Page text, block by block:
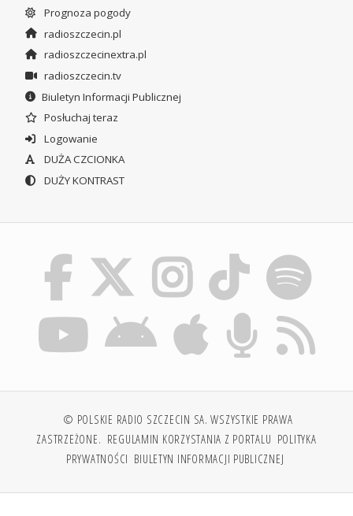
Prognoza pogody
radioszczecin.pl
radioszczecinextra.pl
radioszczecin.tv
Biuletyn Informacji Publicznej
Posłuchaj teraz
Logowanie
DUŻA CZCIONKA
DUŻY KONTRAST
© POLSKIE RADIO SZCZECIN SA. WSZYSTKIE PRAWA
ZASTRZEŻONE. REGULAMIN KORZYSTANIA Z PORTALU POLITYKA
PRYWATNOŚCI BIULETYN INFORMACJI PUBLICZNEJ